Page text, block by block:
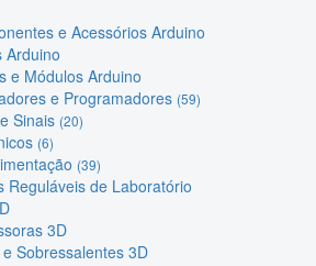
e Acessórios Arduino
Arduino
e Módulos Arduino
e Programadores (59)
Sinais (20)
(6)
(39)
Reguláveis de Laboratório
3D
e Sobressalentes 3D